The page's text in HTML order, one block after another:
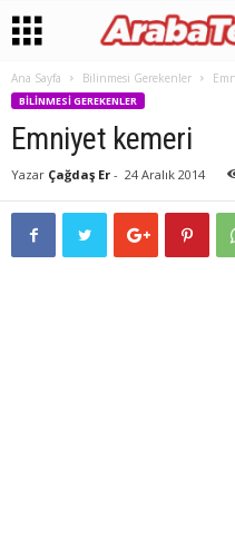
Ana Sayfa Bilinmesi Gerekenler
BILINMESI GEREKENLER
Emniyet kemeri
Yazar Çağdaş Er - 24 Aralık 2014